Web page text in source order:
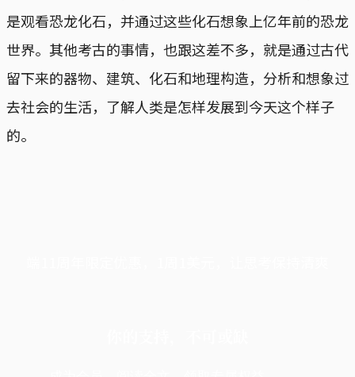
是观看恐龙化石，并通过这些化石想象上亿年前的恐龙
世界。其他考古的事情，也跟这差不多，就是通过古代
留下来的器物、建筑、化石和地理构造，分析和想象过
去社会的生活，了解人类是怎样发展到今天这个样子
的。